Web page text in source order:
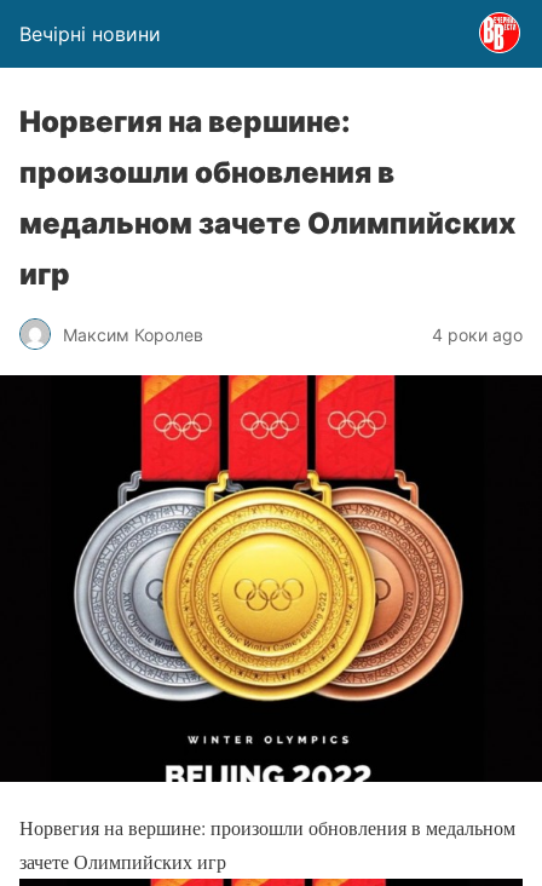
Вечірні новини
Норвегия на вершине:
произошли обновления в
медальном зачете Олимпийских
игр
Максим Королев 4 роки ago
Норвегия на вершине: произошли обновления в медальном
зачете Олимпийских игр